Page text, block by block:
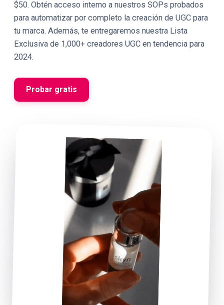
$50. Obtén acceso interno a nuestros SOPs probados
para automatizar por completo la creación de UGC para
tu marca. Además, te entregaremos nuestra Lista
Exclusiva de 1,000+ creadores UGC en tendencia para
2024.
Probar gratis